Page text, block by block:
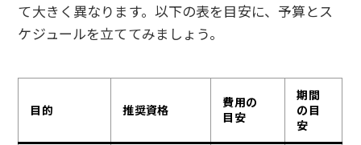
て大きく異なります。以下の表を目安に、予算とス
ケジュールを立ててみましょう。
目的 推奨資格
費用の
目安
期間
の目
安